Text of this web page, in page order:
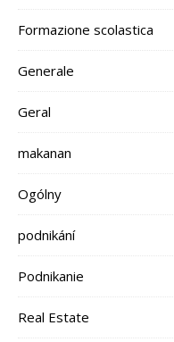
Formazione scolastica
Generale
Geral
makanan
Ogólny
podnikání
Podnikanie
Real Estate